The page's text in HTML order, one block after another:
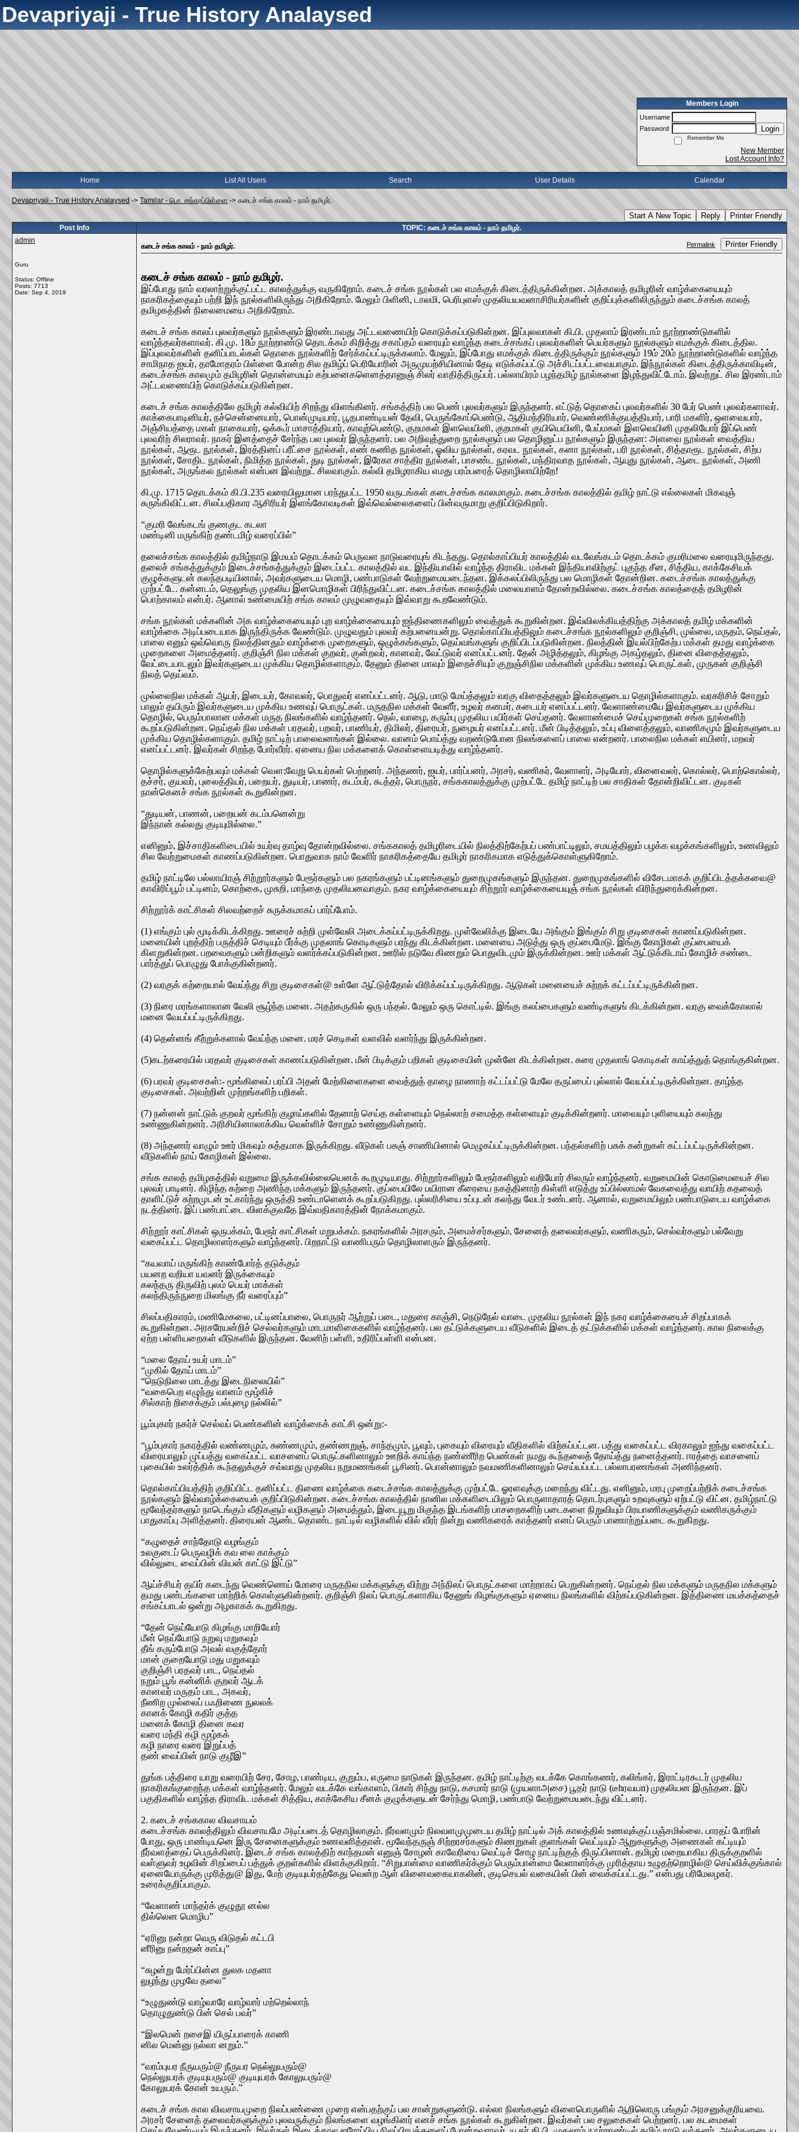
Devapriyaji - True History Analaysed
Members Login
Username
Password
Login
Remember Me
New Member
Lost Account Info?
Home List All Users Search User Details Calendar
Devapriyaji - True History Analaysed -> Tamilar - பொ. சங்கரப்பிள்ளை -> கடைச் சங்க காலம் - நாம் தமிழர்.
Start A New Topic Reply Printer Friendly
Post Info
TOPIC: கடைச் சங்க காலம் - நாம் தமிழர்.
admin
Guru
Status: Offline
Posts: 7713
Date: Sep 4, 2019
கடைச் சங்க காலம் - நாம் தமிழர். Permalink Printer Friendly
கடைச் சங்க காலம் - நாம் தமிழர்.
இப்போது நாம் வரலாற்றுக்குட்பட்ட காலத்துக்கு வருகிறோம். கடைச் சங்க நூல்கள் பல எமக்குக் கிடைத்திருக்கின்றன. அக்காலத் தமிழரின் வாழ்க்கையையும்
நாகரிகத்தையும் பற்றி இந் நூல்களிலிருந்து அறிகிறோம். மேலும் பிளினி, டாலமி, பெரிபுளஸ் முதலியயவனாசிரியர்களின் குறிப்புக்களிலிருந்தும் கடைச்சங்க காலத்
தமிழகத்தின் நிலைமையை அறிகிறோம்.
கடைச் சங்க காலப் புலவர்களும் நூல்களும் இரண்டாவது அட்டவணையிற் கொடுக்கப்படுகின்றன. இப்புலவாகள் கி.பி. முதலாம் இரண்டாம் நூற்றாண்டுகளில்
வாழ்ந்தவர்களாவர். கி.மு. 18ம் நூற்றாண்டு தொடக்கம் கிறித்து சகாப்தம் வரையும் வாழ்ந்த கடைச்சங்கப் புலவர்களின் பெயர்களும் நூல்களும் எமக்குக் கிடைத்தில.
இப்புலவர்களின் தனிப்பாடல்கள் தொகை நூல்களிற் சேர்க்கப்பட்டிருக்கலாம். மேலும், இப்போது எமக்குக் கிடைத்திருக்கும் நூல்களும் 19ம் 20ம் நூற்றாண்டுகளில் வாழ்ந்த
சாமிநாத ஐயர், தாமோதரம் பிள்ளை போன்ற சில தமிழ்ப் பெரியோரின் அருமுயற்சியினால் தேடி எடுக்கப்பட்டு அச்சிடப்பட்டவையாகும். இந்நூல்கள் கிடைத்திருக்காவிடின்,
கடைச்சங்க காலமும் தமிழரின் தொன்மையும் கற்பனைகளெனத்தானுஞ் சிலர் வாதித்திருப்பர். பல்லாயிரம் பழந்தமிழ் நூல்களை இழந்துவிட்டோம். இவற்றுட் சில இரண்டாம்
அட்டவணையிற் கொடுக்கப்படுகின்றன.
கடைச் சங்க காலத்திலே தமிழர் கல்வியிற் சிறந்து விளங்கினர். சங்கத்திற் பல பெண் புலவர்களும் இருந்தனர். எட்டுத் தொகைப் புலவர்களில் 30 பேர் பெண் புலவர்களாவர்.
காக்கைபாடினியர், நச்சென்னையார், பொன்முடியார், பூதபாண்டியன் தேவி, பெருங்கோப்பெண்டு, ஆதிமந்திரியார், வெண்ணிக்குயத்தியார், பாரி மகளிர், ஒளவையார்,
அஞ்சியத்தை மகள் நாகையார், ஒக்கூர் மாசாத்தியார், காவுற்பெண்டு, குறமகள் இளவெயினி, குறமகள் குயியெயினி, பேய்மகள் இளவெயினி முதலியோர் இப்பெண்
புலவரிற் சிலராவர். நாகர் இனத்தைச் சேர்ந்த பல புலவர் இருந்தனர். பல அறிவுத்துறை நூல்களும் பல தொழினுட்ப நூல்களும் இருந்தன: அளவை நூல்கள் வைத்திய
நூல்கள், ஆரூட நூல்கள், இரத்தினப் பரீட்சை நூல்கள், எண் கணித நூல்கள், ஓவிய நூல்கள், கரவட நூல்கள், கனா நூல்கள், பரி நூல்கள், சித்தாரூட நூல்கள், சிற்ப
நூல்கள், சோதிட நூல்கள், நிமித்த நூல்கள், துடி நூல்கள், இரேகா சாத்திர நூல்கள், பாசண்ட நூல்கள், மந்திரவாத நூல்கள், ஆயுது நூல்கள், ஆடை நூல்கள், அணி
நூல்கள், அருங்கல நூல்கள் என்பன இவற்றுட் சிலவாகும். கல்வி தமிழராகிய எமது பரம்பரைத் தொழிலாயிற்றே!
கி.மு. 1715 தொடக்கம் கி.பி.235 வரையிலுமான பரந்துபட்ட 1950 வருடங்கள் கடைச்சங்க காலமாகும். கடைச்சங்க காலத்தில் தமிழ் நாட்டு எல்லைகள் மிகவுஞ்
சுருங்கிவிட்டன. சிலப்பதிகார ஆசிரியர் இளங்கோவடிகள் இவ்வெல்லைகளைப் பின்வருமாறு குறிப்பிடுகிறார்.
“குமரி வேங்கடங் குணகுட கடலா
மண்டினி மருங்கிற் தண்டமிழ் வரைப்பில்”
தலைச்சங்க காலத்தில் தமிழ்நாடு இமயம் தொடக்கம் பெருவள நாடுவரையுங் கிடந்தது. தொல்காப்பியர் காலத்தில் வடவேங்கடம் தொடக்கம் குமரிமலை வரையுமிருந்தது.
தலைச் சங்கத்துக்கும் இடைச்சங்கத்துக்கும் இடைப்பட்ட காலத்தில் வட இந்தியாவில் வாழ்ந்த திராவிட மக்கள் இந்தியாவிற்குட் புகுந்த சீன, சித்திய, காக்கேசியக்
குழுக்களுடன் கலந்தபடியினால், அவர்களுடைய மொழி, பண்பாடுகள் வேற்றுமையடைந்தன. இக்கலப்பிலிருந்து பல மொழிகள் தோன்றின. கடைச்சங்க காலத்துக்கு
முற்பட்டே. கன்னடம், தெலுங்கு முதலிய இனமொழிகள் பிரிந்துவிட்டன. கடைச்சங்க காலத்தில் மலையாளம் தோன்றவில்லை. கடைச்சங்க காலத்தைத் தமிழரின்
பொற்காலம் என்பர். ஆனால் உண்மையிற் சங்க காலம் முழுவதையும் இவ்வாறு கூறவேண்டும்.
சங்க நூல்கள் மக்களின் அக வாழ்க்கையையும் புற வாழ்க்கையையும் ஐந்திணைகளிலும் வைத்துக் கூறுகின்றன. இவ்விலக்கியத்திற்கு அக்காலத் தமிழ் மக்களின்
வாழ்க்கை அடிப்படையாக இருந்திருக்க வேண்டும். முழுவதும் புலவர் கற்பனையன்று. தொல்காப்பியத்திலும் கடைச்சங்க நூல்களிலும் குறிஞ்சி, முல்லை, மருதம், நெய்தல்,
பாலை எனும் ஒவ்வொரு நிலத்தினதும் வாழ்க்கை முறைகளும், ஒழுக்கங்களும், தெய்வங்களுங் குறிப்பிடப்படுகின்றன. நிலத்தின் இயல்பிற்கேற்ப மக்கள் தமது வாழ்க்கை
முறைகளை அமைத்தனர். குறிஞ்சி நில மக்கள் குறவர், குன்றவர், கானவர், வேட்டுவர் எனப்பட்டனர். தேன் அழித்தலும், கிழங்கு அகழ்தலும், தினை விதைத்தலும்,
வேட்டையாடலும் இவர்களுடைய முக்கிய தொழில்களாகும். தேனும் தினை மாவும் இறைச்சியும் குறுஞ்சிநில மக்களின் முக்கிய உணவுப் பொருட்கள், முருகன் குறிஞ்சி
நிலத் தெய்வம்.
முல்லைநில மக்கள் ஆயர், இடையர், கோவலர், பொதுவர் எனப்பட்டனர். ஆடு, மாடு மேய்த்தலும் வரகு விதைத்தலும் இவர்களுடைய தொழில்களாகும். வரகரிசிச் சோறும்
பாலும் தயிரும் இவர்களுடைய முக்கிய உணவுப் பொருட்கள். மருதநில மக்கள் வேளீர், உழவர் கனமர், கடையர் எனப்பட்டனர். வேளாண்மையே இவர்களுடைய முக்கிய
தொழில், பெரும்பாலான மக்கள் மருத நிலங்களில் வாழ்ந்தனர். நெல், வாழை, கரும்பு முதலிய பயிர்கள் செய்தனர். வேளாண்மைச் செய்முறைகள் சங்க நூல்களிற்
கூறப்படுகின்றன. நெய்தல் நில மக்கள் பரதவர், பறவர், பாணியர், திமிலர், திரையர், நுழையர் எனப்பட்டனர். மீன் பிடித்தலும், உப்பு விளைத்தலும், வாணிகமும் இவர்களுடைய
முக்கிய தொழில்களாகும். தமிழ் நாட்டிற் பாலைவனங்கள் இல்லை. வானம் பொய்த்து வறண்டுபோன நிலங்களைப் பாலை என்றனர். பாலைநில மக்கள் எயினர், மறவர்
எனப்பட்டனர். இவர்கள் சிறந்த போர்வீரர். ஏனைய நில மக்களைக் கொள்ளையடித்து வாழ்ந்தனர்.
தொழில்களுக்கேற்பவும் மக்கள் வௌ;வேறு பெயர்கள் பெற்றனர். அந்தணர், ஐயர், பார்ப்பனர், அரசர், வணிகர், வேளாளர், அடியோர், வினைவலர், கொல்லர், பொற்கொல்லர்,
தச்சர், குயவர், புலைத்தியர், பறையர், துடியர், பாணர், கடம்பர், கூத்தர், பொருநர், சங்ககாலத்துக்கு முற்பட்டே தமிழ் நாட்டிற் பல சாதிகள் தோன்றிவிட்டன. குடிகள்
நான்கெனச் சங்க நூல்கள் கூறுகின்றன.
“துடியன், பாணன், பறையன் கடம்பனென்று
இந்நான் கல்லது குடியுமில்லை.”
எனினும், இச்சாதிகளிடையில் உயர்வு தாழ்வு தோன்றவில்லை. சங்ககாலத் தமிழரிடையில் நிலத்திற்கேற்பப் பண்பாட்டிலும், சமயத்திலும் பழக்க வழக்கங்களிலும், உணவிலும்
சில வேற்றுமைகள் காணப்படுகின்றன. பொதுவாக நாம் வேளிர் நாகரிகத்தையே தமிழர் நாகரிகமாக எடுத்துக்கொள்ளுகிறோம்.
தமிழ் நாட்டிலே பல்லாயிரஞ் சிற்றூர்களும் பேரூர்களும் பல நகரங்களும் பட்டினங்களும் துறைமுகங்களும் இருந்தன. துறைமுகங்களில் விசேடமாகக் குறிப்பிடத்தக்கவை@
காவிரிப்பூம் பட்டினம், கொற்கை, முசுறி, மாந்தை முதலியனவாகும். நகர வாழ்க்கையையும் சிற்றூர் வாழ்க்கையையுஞ் சங்க நூல்கள் விரிந்துரைக்கின்றன.
சிற்றூர்க் காட்சிகள் சிலவற்றைச் சுருக்கமாகப் பார்ப்போம்.
(1) எங்கும் புல் மூடிக்கிடக்கிறது. ஊரைச் சுற்றி முள்வேலி அடைக்கப்பட்டிருக்கிறது. முள்வேலிக்கு இடையே அங்கும் இங்கும் சிறு குடிசைகள் காணப்படுகின்றன.
மனையின் புறத்திற் பருத்திச் செடியும் பீர்க்கு முதலாங் கொடிகளும் பரந்து கிடக்கின்றன. மனையை அடுத்து ஒரு குப்பைமேடு. இங்கு கோழிகள் குப்பையைக்
கிளறுகின்றன. பறவைகளும் பன்றிகளும் வளர்க்கப்படுகின்றன. ஊரில் நடுவே கிணறும் பொதுவிடமும் இருக்கின்றன. ஊர் மக்கள் ஆட்டுக்கிடாய் கோழிச் சண்டை
பார்த்துப் பொழுது போக்குகின்றனர்.
(2) வரகுக் கற்றையால் வேய்ந்து சிறு குடிசைகள்@ உள்ளே ஆட்டுத்தோல் விரிக்கப்பட்டிருக்கிறது. ஆடுகள் மனையைச் சுற்றக் கட்டப்பட்டிருக்கின்றன.
(3) நிரை மரங்களாலான வேலி சூழ்ந்த மனை. அதற்கருகில் ஒரு பந்தல். மேலும் ஒரு கொட்டில். இங்கு கலப்பைகளும் வண்டிகளுங் கிடக்கின்றன. வரகு வைக்கோலால்
மனை வேயப்பட்டிருக்கிறது.
(4) தென்னங் கீற்றுக்களால் வேய்ந்த மனை. மரச் செடிகள் வளவில் வளர்ந்து இருக்கின்றன.
(5)கடற்கரையில் பரதவர் குடிசைகள் காணப்படுகின்றன. மீன் பிடிக்கும் பறிகள் குடிசையின் முன்னே கிடக்கின்றன. சுரை முதலாங் கொடிகள் காய்த்துத் தொங்குகின்றன.
(6) பரவர் குடிசைகள்:- மூங்கிலைப் பரப்பி அதன் மேற்கிளைகளை வைத்துத் தாழை நாணாற் கட்டப்பட்டு மேலே தருப்பைப் புல்லால் வேயப்பட்டிருக்கின்றன. தாழ்ந்த
குடிசைகள். அவற்றின் முற்றங்களிற் பறிகள்.
(7) நன்னன் நாட்டுக் குறவர் மூங்கிற் குழாய்களில் தேனாற் செய்த கள்ளையும் நெல்லாற் சமைத்த கள்ளையும் குடிக்கின்றனர். மாவையும் புளியையும் கலந்து
உண்ணுகின்றனர். அரிசியினாலாக்கிய வெள்ளிச் சோறும் உண்ணுகின்றனர்.
(8) அந்தணர் வாழும் ஊர் மிகவும் சுத்தமாக இருக்கிறது. வீடுகள் பசுஞ் சாணியினால் மெழுகப்பட்டிருக்கின்றன. பந்தல்களிற் பசுக் கன்றுகள் கட்டப்பட்டிருக்கின்றன.
வீடுகளில் நாய் கோழிகள் இல்லை.
சங்க காலத் தமிழகத்தில் வறுமை இருக்கவில்லையெனக் கூறமுடியாது. சிற்றூர்களிலும் பேரூர்களிலும் வறியோர் சிலரும் வாழ்ந்தனர். வறுமையின் கொடுமையைச் சில
புலவர் பாடினர். கிழிந்த கற்றை அணிந்த மக்களும் இருந்தனர். குப்பையிலே பயிரான கீரையை நகத்தினாற் கிள்ளி எடுத்து உப்பில்லாமல் வேகவைத்து வாயிற் கதவைத்
தாளிட்டுச் சுற்றமுடன் உட்கார்ந்து ஒருத்தி உண்டாளெனக் கூறப்படுகிறது. புல்லரிசியை உப்புடன் கலந்து வேடர் உண்டனர். ஆனால், வறுமையிலும் பண்பாடுடைய வாழ்க்கை
நடத்தினர். இப் பண்பாட்டை விளக்குவதே இவ்வதிகாரத்தின் நோக்கமாகும்.
சிற்றூர் காட்சிகள் ஒருபக்கம், பேரூர் காட்சிகள் மறுபக்கம். நகரங்களில் அரசரும், அமைச்சர்களும், சேனைத் தலைவர்களும், வணிகரும், செல்வர்களும் பல்வேறு
வகைப்பட்ட தொழிலாளர்களும் வாழ்ந்தனர். பிறநாட்டு வாணிபரும் தொழிலாளரும் இருந்தனர்.
“கயவாய் மருங்கிற் காண்போர்த் தடுக்கும்
பயனற வறியா யவனர் இருக்கையும்
கலந்தரு திருவிற் புலம் பெயர் மாக்கள்
கலந்திருந்நுறை மிலங்கு நீர் வரைப்பும்”
சிலப்பதிகாரம், மணிமேகலை, பட்டினப்பாலை, பொருநர் ஆற்றுப் படை, மதுரை காஞ்சி, நெடுநேல் வாடை முதலிய நூல்கள் இந் நகர வாழ்க்கையைச் சிறப்பாகக்
கூறுகின்றன. அரசரேயன்றிச் செல்வர்களும் மாடமாளிகைகளில் வாழ்ந்தனர். பல தட்டுக்களுடைய வீடுகளில் இடைத் தட்டுக்களில் மக்கள் வாழ்ந்தனர். கால நிலைக்கு
ஏற்ற பள்ளியறைகள் வீடுகளில் இருந்தன. வேனிற் பள்ளி, உதிரிப்பள்ளி என்பன.
“மலை தோய் உயர் மாடம்”
“முகில் தோய் மாடம்”
“நெடுநிலை மாடத்து இடைநிலையில்”
“வகைபெற எழுந்து வானம் மூழ்கிச்
சில்காற் றிசைக்கும் பல்புழை நல்லில்”
பூம்புகார் நகர்ச் செல்வப் பெண்களின் வாழ்க்கைக் காட்சி ஒன்று:-
“பூம்புகார் நகரத்தில் வண்ணமும், சுண்ணமும், தண்ணறுஞ், சாந்தமும், பூவும், புகையும் விரையும் வீதிகளில் விற்கப்பட்டன. பத்து வகைப்பட்ட விரகாலும் ஐந்து வகைப்பட்ட
விரையாலும் முப்பத்து வகைப்பட்ட வாசனைப் பொருட்களினாலும் ஊறிக் காய்ந்த நண்ணீரிற பெண்கள் நமது கூந்தலைத் தோய்த்து நனைத்தனர். ஈரத்தை வாசனைப்
புகையில் உலர்த்திக் கூந்தலுக்குச் சவ்வாது முதலிய நறுமணங்கள் பூசினர். பொன்னாலும் நவமணிகளினாலும் செய்யப்பட்ட பல்லாபரணங்கள் அணிந்தனர்.
தொல்காப்பியத்திற் குறிப்பிட்ட தனிப்பட்ட திணை வாழ்க்கை கடைச்சங்க காலத்துக்கு முற்பட்டே ஓரளவுக்கு மறைந்து விட்டது. எனினும், மரபு முறைப்பற்றிக் கடைச்சங்க
நூல்களும் இவ்வாழ்க்கையைக் குறிப்பிடுகின்றன. கடைச்சங்க காலத்தில் நானில மக்களிடையிலும் பொருளாதாரத் தொடர்புகளும் உறவுகளும் ஏற்பட்டு விட்ன. தமிழ்நாட்டு
மூவேந்தர்களும் நாடெங்கும் வீதிகளும் வழிகளும் அமைத்தும், இடையூறு மிகுந்த இடங்களிற் பாசறைகளிற் படைகளை நிறுவியும் பிரயாணிகளுக்கும் வணிகருக்கும்
பாதுகாப்பு அளித்தனர். திரையன் ஆண்ட தொண்ட நாட்டில் வழிகளில் வில் வீரர் நின்று வணிகரைக் காத்தனர் எனப் பெரும் பாணாற்றுப்படை கூறுகிறது.
“கழுதைச் சாந்தோடு வழங்கும்
உலகுடைப் பெருவழிக் கவ லை காக்கும்
வில்லுடை வைப்பின் வியன் காட்டு இட்டு”
ஆய்ச்சியர் தயிர் கடைந்து வெண்ணெய் மோரை மருதநில மக்களுக்கு விற்று அந்நிலப் பொருட்களை மாற்றாகப் பெறுகின்றனர். நெய்தல் நில மக்களும் மருதநில மக்களும்
தமது பண்டங்களை மாற்றிக் கொள்ளுகின்றனர். குறிஞ்சி நிலப் பொருட்களாகிய தேனுங் கிழங்குகளும் ஏனைய நிலங்களில் விற்கப்படுகின்றன. இத்திணை மயக்கத்தைச்
சங்கப்பாடல் ஒன்று அழகாகக் கூறுகிறது.
“தேன் நெய்யோடு கிழங்கு மாறியோர்
மீன் நெய்யோடு நறுவு மறுகவும்
தீங் கரும்போடு அவல் வகுத்தோர்
மான் குறையோடு மது மறுகவும்
குறிஞ்சி பரதவர் பாட, நெய்தல்
நறும் பூங் கன்னிக் குறவர் ஆடக்
கானவர் மருதம் பாட, அகவர்,
நீணிற முல்லைப் பஃறிணை நுலலக்
கானக் கோழி கதிர் குத்த
மனைக் கோழி தினை கவர
வரை மந்தி கழி மூழ்கக்
கழி நாரை வரை இறுப்பத்
தண் வைப்பின் நாடு குழீஇ”
துங்க பத்திரை யாறு வரையிற் சேர, சோழ, பாண்டிய, குறும்ப, எருமை நாடுகள் இருந்தன. தமிழ் நாட்டிற்கு வடக்கே கொங்கணர், கலிங்கர், இராட்டிரகூடர் முதலிய
நாகரிகங்குறைந்த மக்கள் வாழ்ந்தனர். மேலும் வடக்கே வங்காளம், பிகார் சிந்து நாடு, கசமார் நாடு (முயளாஅசை) பூதர் நாடு (டீhரவயn) முதலியன இருந்தன. இப்
பகுதிகளில் வாழ்ந்த திராவிட மக்கள் சித்திய, காக்கேசிய சீனக் குழுக்களுடன் சேர்ந்து மொழி, பண்பாடு வேற்றுமையடைந்து விட்டனர்.
2. கடைச் சங்ககால விவசாயம்
கடைச்சங்க காலத்திலும் விவசாயமே அடிப்படைத் தொழிலாகும். நீர்வளமும் நிலவளமுமுடைய தமிழ் நாட்டில் அக் காலத்தில் உணவுக்குப் பஞ்சமில்லை. பாரதப் போரின்
போது, ஒரு பாண்டியனெ இரு சேனைகளுக்கும் உணவளித்தான். மூவேந்தருஞ் சிற்றரசர்களும் கிணறுகள் குளங்கள் வெட்டியும் ஆறுகளுக்கு அணைகள் கட்டியும்
நீர்வளத்தைப் பெருக்கினர். இடைச் சங்க காலத்திற் காந்தமன் எனுஞ் சோழன் காவேரியை வெட்டிச் சோழ நாட்டிற்குத் திருப்பினான். தமிழர் மறையாகிய திருக்குறளில்
வள்ளுவர் உழவின் சிறப்பைப் பத்துக் குறள்களில் விளக்குகிறார். “சிறுபான்மை வாணிகர்க்கும் பெரும்பான்மை வேளாளர்க்கு முரித்தாய உழுதற்றொழில்@ செய்விக்குங்கால்
ஏனையோருக்கு முரித்து@ இது, மேற் குடியுயர்தற்கேது வென்ற ஆள் வினைவகையாகலின், குடிசெயல் வகையின் பின் வைக்கப்பட்டது.” என்பது பரிமேலழகர்.
உரைக்குறிப்பாகும்.
“வேளாண் மாந்தர்க் குழுதூ னல்ல
தில்லென மொழிப”
“ஏரினு நன்றா வெரு விடுதல் கட்டபி
னீரினு நன்றதன் காப்பு”
“சுழன்று மேர்ப்பின்ன துலக மதனா
லுழந்து முழவே தலை”
“உழுதுண்டு வாழ்வாரே வாழ்வார் மற்றெல்லாந்
தொழுதுண்டு பின் செல் பவர்”
“இலமென் றசைஇ யிருப்பாரைக் காணி
னில மென்னு நல்லா னறும்.”
“வரம்புயர நீருயரும்@ நீருயர நெல்லுயரும்@
நெல்லுயரக் குடியுயரும்@ குடியுயரக் கோலுயரும்@
கோலுயரக் கோன் உயரும்.”
கடைச் சங்க கால விவசாயமுறை நிலப்பண்ணை முறை என்பதற்குப் பல சான்றுகளுண்டு. எல்லா நிலங்களும் விளைபொருளில் ஆறிலொரு பங்கும் அரசனுக்குரியவை.
அரசர் சேனைத் தலைவர்களுக்கும் புலவருக்கும் நிலங்களை வழங்கினர் எனச் சங்க நூல்கள் கூறுகின்றன. இவர்கள் பல சலுகைகள் பெற்றனர். பல கடமைகள்